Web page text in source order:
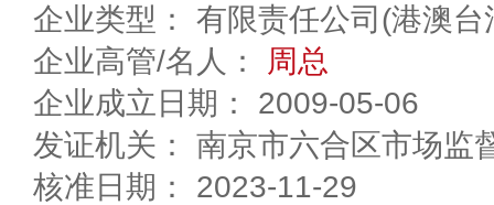
企业类型： 有限责任公司(港澳台
企业高管/名人： 周总
企业成立日期： 2009-05-06
发证机关： 南京市六合区市场监
核准日期： 2023-11-29